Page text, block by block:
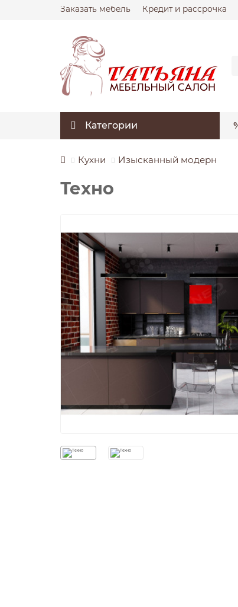
Заказать мебель Кредит и рассрочка
Категории
Кухни Изысканный модерн
Техно